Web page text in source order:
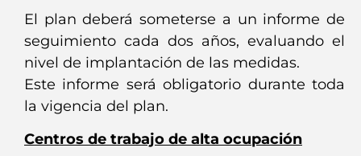
El plan deberá someterse a un informe de
seguimiento cada dos años, evaluando el
nivel de implantación de las medidas.
Este informe será obligatorio durante toda
la vigencia del plan.
Centros de trabajo de alta ocupación